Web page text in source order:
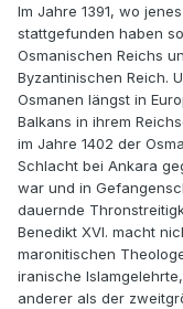
Im Jahre 1391, wo
stattgefunden haben
Osmanischen Reichs
Byzantinischen Reich.
Osmanen längst in
Balkans in ihrem
im Jahre 1402 der
Schlacht bei Ankara
war und in
dauernde
Benedikt XVI. macht
maronitischen
iranische
anderer als der